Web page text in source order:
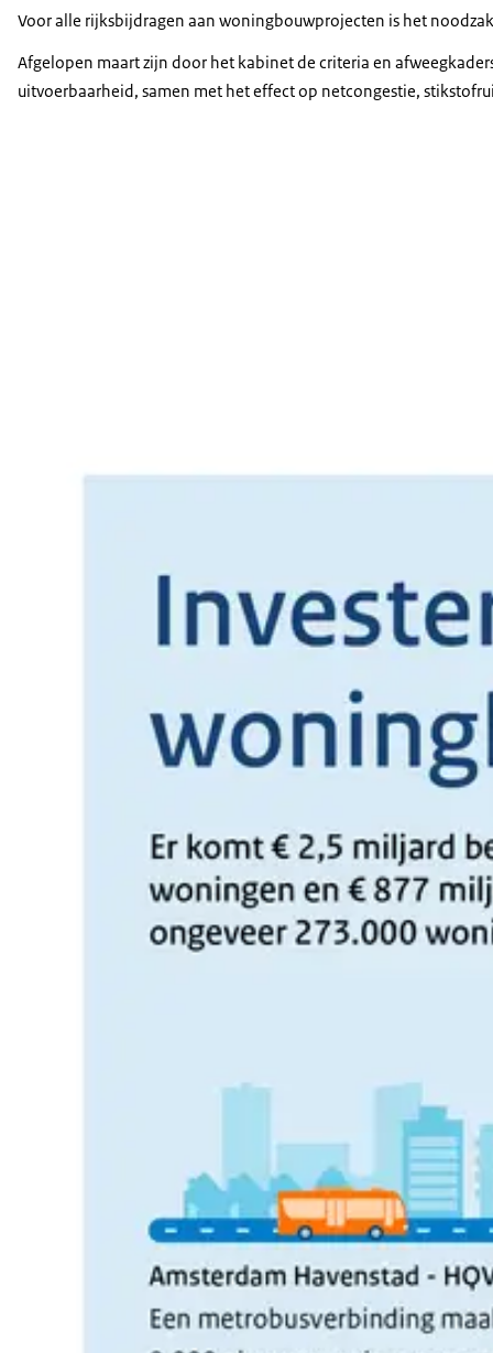
Voor alle rijksbijdragen aan woningbouwprojecten is het
Afgelopen maart zijn door het kabinet de criteria en
uitvoerbaarheid, samen met het effect op netcongestie,